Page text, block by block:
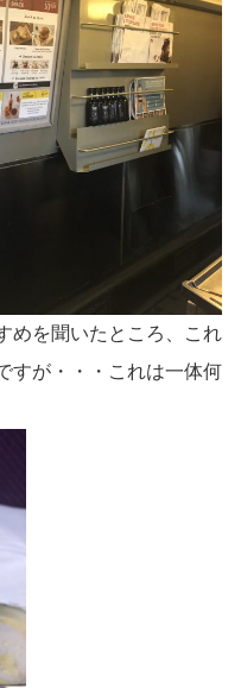
めを聞いたところ、これ
すが・・・これは一体何